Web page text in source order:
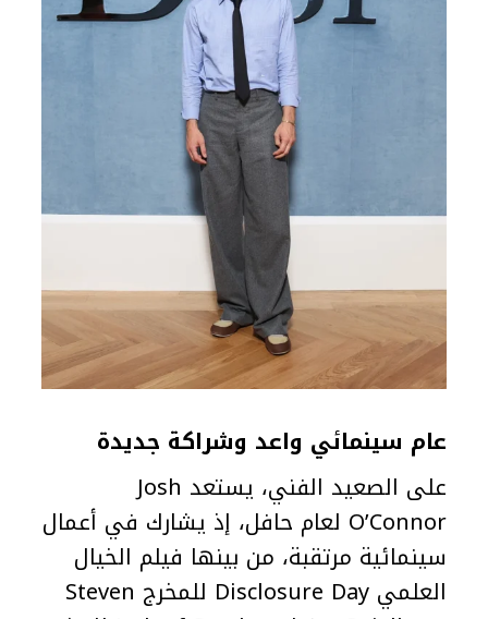
عام سينمائي واعد وشراكة جديدة
على الصعيد الفني، يستعد Josh
O’Connor لعام حافل، إذ يشارك في أعمال
سينمائية مرتقبة، من بينها فيلم الخيال
العلمي Disclosure Day للمخرج Steven